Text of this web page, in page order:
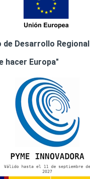
de Desarrollo Regional
hacer Europa"